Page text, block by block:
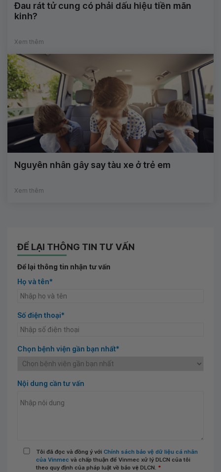
Đau rát tử cung có phải dấu hiệu tiền mãn
kinh?
Xem thêm
Nguyên nhân gây say tàu xe ở trẻ em
Xem thêm
ĐỂ LẠI THÔNG TIN TƯ VẤN
Để lại thông tin nhận tư vấn
Họ và tên*
Số điện thoại*
Chọn bệnh viện gần bạn nhất*
Nội dung cần tư vấn
Tôi đã đọc và đồng ý với Chính sách bảo vệ dữ liệu cá nhân
của Vinmec và chấp thuận để Vinmec xử lý DLCN của tôi
theo quy định của pháp luật về bảo vệ DLCN. *